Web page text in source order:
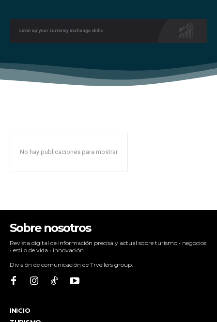
Don't miss
out!
No hay publicaciones para mostrar
Sobre nosotros
Revista digital de información precisa y actual sobre turismo • negocios
• estilo de vida • innovación.
División de comunicación de Trvellers group.
INICIO